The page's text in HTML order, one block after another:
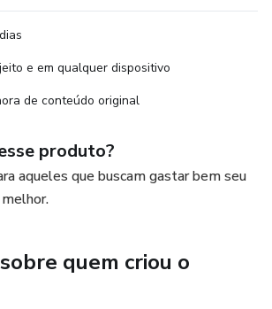
uma garantia de resultados.
e em qualquer dispositivo
de conteúdo original
produto?
aqueles que buscam gastar bem seu
quem criou o